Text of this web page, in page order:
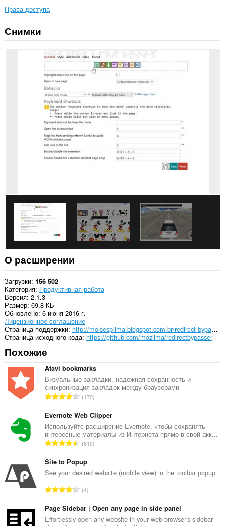
Права доступа
У
этого
сайтах.
extension
can
create
rich
notifications
and
display
them
to
you
in
the
system
tray.
У
этого
расширения
есть
доступ
вашим
действиям
интернете.
Снимки
О расширении
Загрузки 156 502
Категория Продуктивная работа
Версия 2.1.3
Размер 69,8 КБ
Обновлено 6 июня 2016 г.
Лицензионное соглашение
Страница поддержки
http://moisesplima.blogspot.com.br/redirect-bypasser
Страница исходного кода https://github.com/mozlima/redirectbypasser
Похожие
Atavi bookmarks
Визуальные закладки, надежная сохранность и
синхронизация закладок между браузерами
В
е
г
о
о
е
н
о
к
:
170
Evernote Web Clipper
Используйте расширение Evernote, чтобы сохранять
интересные материалы из Интернета прямо в свой акк...
В
е
г
о
е
н
610
Site to Popup
See your desired website (mobile view) in the toolbar popup
В
е
г
4
Page Sidebar | Open any page in side panel
Effortlessly open any website in your web browser's sidebar –